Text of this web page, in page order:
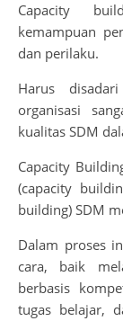
Capacity
kemampuan
dan perilaku.
Harus
organisasi
kualitas SDM
Capacity
(capacity
building) SDM
Dalam proses
cara, baik
berbasis
tugas belajar,